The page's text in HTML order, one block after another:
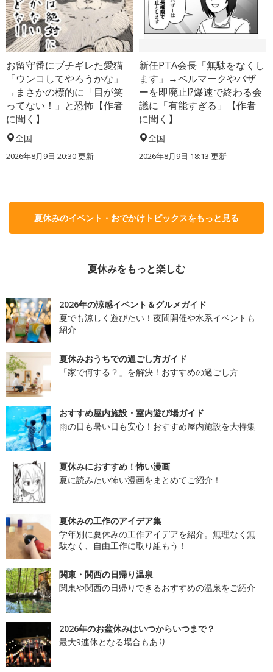
お留守番にブチギレた愛猫
「ウンコしてやろうかな」
→まさかの標的に「目が笑
ってない！」と恐怖【作者
に聞く】
全国
2026年8月9日 20:30更新
新任PTA会長「無駄をなくし
ます」→ベルマークやバザ
ーを即廃止!?爆速で終わる会
議に「有能すぎる」【作者
に聞く】
全国
2026年8月9日 18:13 更新
夏休みのイベント・おでかけトピックスをもっと見る
夏休みをもっと楽しむ
2026年の涼感イベント＆グルメガイド
夏でも涼しく遊びたい！夜間開催や水系イベントも
紹介
夏休みおうちでの過ごし方ガイド
「家で何する？」を解決！おすすめの過ごし方
おすすめ屋内施設・室内遊び場ガイド
雨の日も暑い日も安心！おすすめ屋内施設を大特集
夏休みにおすすめ！怖い漫画
夏に読みたい怖い漫画をまとめてご紹介！
夏休みの工作のアイデア集
学年別に夏休みの工作アイデアを紹介。無理なく無
駄なく、自由工作に取り組もう！
関東・関西の日帰り温泉
関東や関西の日帰りできるおすすめの温泉をご紹介
2026年のお盆休みはいつからいつまで？
最大9連休となる場合もあり